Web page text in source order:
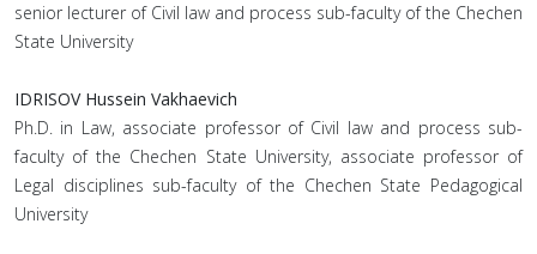
senior lecturer of Civil law and process sub-faculty of the Chechen
State University
IDRISOV Hussein Vakhaevich
Ph.D. in Law, associate professor of Civil law and process sub-
faculty of the Chechen State University, associate professor of
Legal disciplines sub-faculty of the Chechen State Pedagogical
University